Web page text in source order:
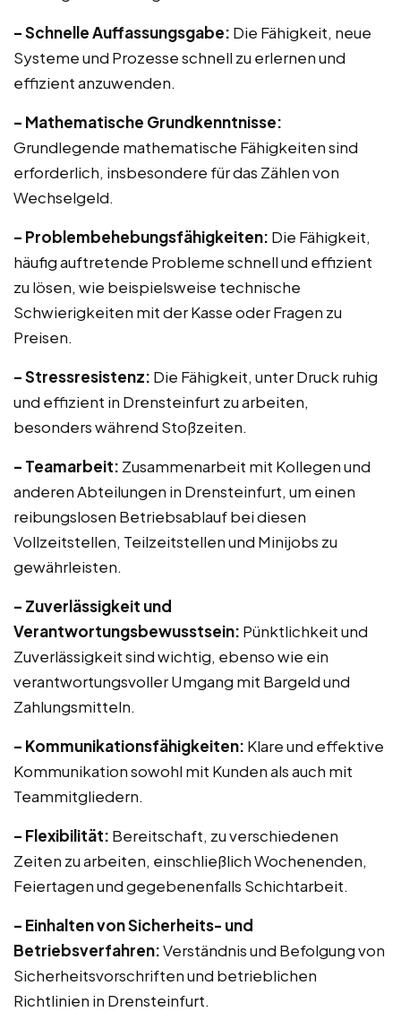
– Schnelle Auffassungsgabe: Die Fähigkeit, neue
Systeme und Prozesse schnell zu erlernen und
effizient anzuwenden.
– Mathematische Grundkenntnisse:
Grundlegende mathematische Fähigkeiten sind
erforderlich, insbesondere für das Zählen von
Wechselgeld.
– Problembehebungsfähigkeiten: Die Fähigkeit,
häufig auftretende Probleme schnell und effizient
zu lösen, wie beispielsweise technische
Schwierigkeiten mit der Kasse oder Fragen zu
Preisen.
– Stressresistenz: Die Fähigkeit, unter Druck ruhig
und effizient in Drensteinfurt zu arbeiten,
besonders während Stoßzeiten.
– Teamarbeit: Zusammenarbeit mit Kollegen und
anderen Abteilungen in Drensteinfurt, um einen
reibungslosen Betriebsablauf bei diesen
Vollzeitstellen, Teilzeitstellen und Minijobs zu
gewährleisten.
– Zuverlässigkeit und
Verantwortungsbewusstsein: Pünktlichkeit und
Zuverlässigkeit sind wichtig, ebenso wie ein
verantwortungsvoller Umgang mit Bargeld und
Zahlungsmitteln.
– Kommunikationsfähigkeiten: Klare und effektive
Kommunikation sowohl mit Kunden als auch mit
Teammitgliedern.
– Flexibilität: Bereitschaft, zu verschiedenen
Zeiten zu arbeiten, einschließlich Wochenenden,
Feiertagen und gegebenenfalls Schichtarbeit.
– Einhalten von Sicherheits- und
Betriebsverfahren:Verständnis und Befolgung von
Sicherheitsvorschriften und betrieblichen
Richtlinien in Drensteinfurt.